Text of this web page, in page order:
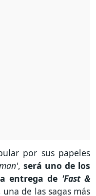
por sus papeles
, será uno de los
entrega de 'Fast &
una de las sagas más